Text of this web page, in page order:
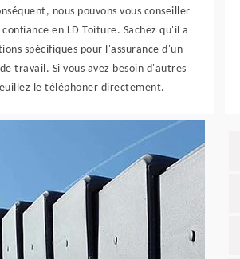
nous pouvons vous conseiller
en LD Toiture. Sachez qu'il a
spécifiques pour l'assurance d'un
travail. Si vous avez besoin d'autres
le téléphoner directement.